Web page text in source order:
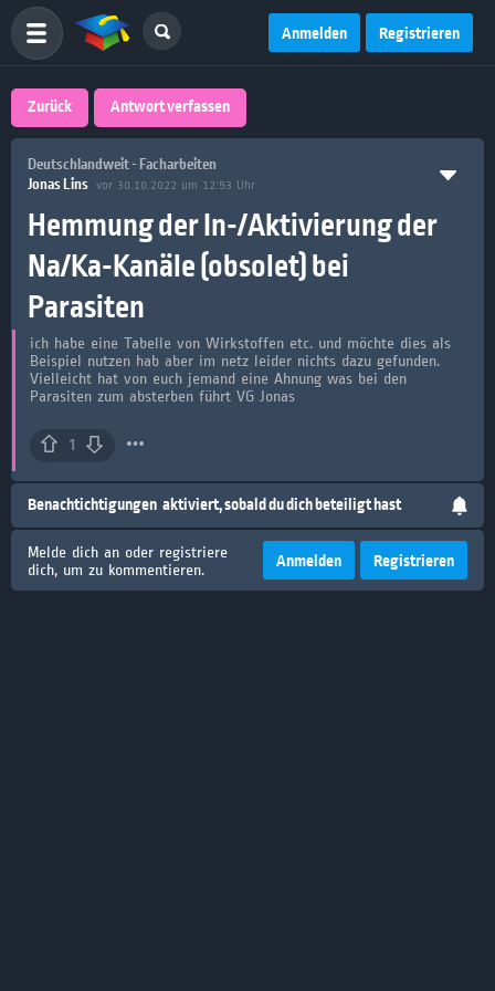
Anmelden Registrieren
Zurück Antwort verfassen
Deutschlandweit - Facharbeiten
Jonas Lins vor 30.10.2022 um 12:53 Uhr
Hemmung der In-/Aktivierung der
Na/Ka-Kanäle (obsolet) bei
Parasiten
ich habe eine Tabelle von Wirkstoffen etc. und möchte dies als
Beispiel nutzen hab aber im netz leider nichts dazu gefunden.
Vielleicht hat von euch jemand eine Ahnung was bei den
Parasiten zum absterben führt VG Jonas
1
Benachtichtigungen aktiviert, sobald du dich beteiligt hast
Melde dich an oder registriere
dich, um zu kommentieren.
Anmelden Registrieren